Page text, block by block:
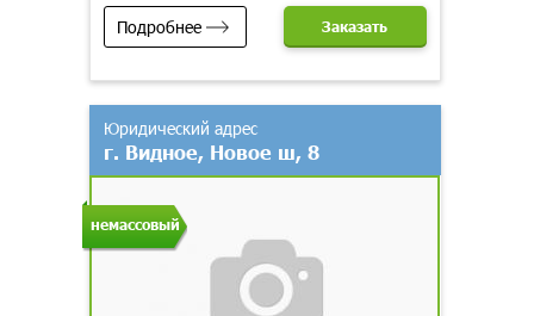
Подробнее Заказать
немассовый
Юридический адрес
г. Видное, Новое ш, 8